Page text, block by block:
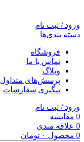
ورود / ثبت نام
دسته بندی‌ها
فروشگاه
تماس با ما
وبلاگ
پرسش‌های متداول
پیگیری سفارشات
ورود / ثبت نام
0 مقایسه
0 علاقه مندی
0 محصول ۰ تومان